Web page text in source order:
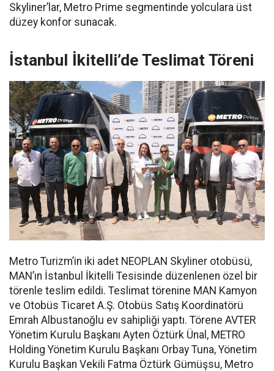
Skyliner’lar, Metro Prime segmentinde yolculara üst
düzey konfor sunacak.
İstanbul İkitelli’de Teslimat Töreni
Metro Turizm’in iki adet NEOPLAN Skyliner otobüsü,
MAN’ın İstanbul İkitelli Tesisinde düzenlenen özel bir
törenle teslim edildi. Teslimat törenine MAN Kamyon
ve Otobüs Ticaret A.Ş. Otobüs Satış Koordinatörü
Emrah Albustanoğlu ev sahipliği yaptı. Törene AVTER
Yönetim Kurulu Başkanı Ayten Öztürk Ünal, METRO
Holding Yönetim Kurulu Başkanı Orbay Tuna, Yönetim
Kurulu Başkan Vekili Fatma Öztürk Gümüşsu, Metro